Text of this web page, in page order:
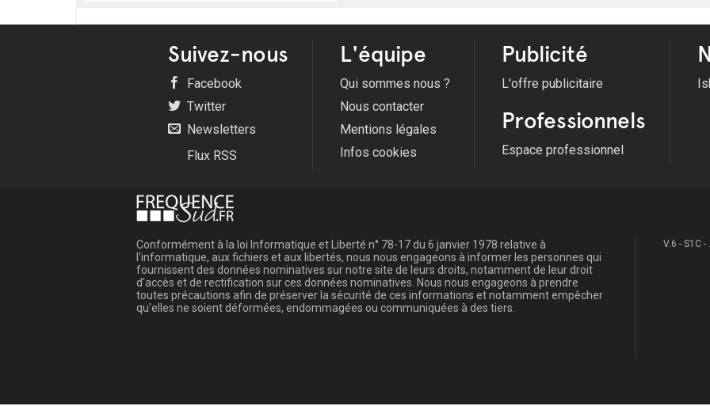
Suivez-nous
Facebook
Twitter
Newsletters
Flux RSS
L'équipe
Qui sommes nous ?
Nous contacter
Mentions légales
Infos cookies
Publicité
L'offre publicitaire
Professionnels
Espace professionnel
Conformément à la loi Informatique et Liberté n° 78-17 du 6 janvier 1978 relative à
l'informatique, aux fichiers et aux libertés, nous nous engageons à informer les personnes qui
fournissent des données nominatives sur notre site de leurs droits, notamment de leur droit
d'accès et de rectification sur ces données nominatives. Nous nous engageons à prendre
toutes précautions afin de préserver la sécurité de ces informations et notamment empêcher
qu'elles ne soient déformées, endommagées ou communiquées à des tiers.
V.6 - S1C